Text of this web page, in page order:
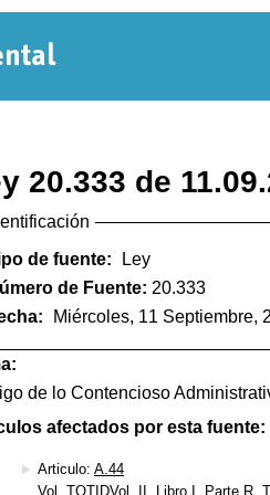
20.333 de
de fuente:
Ley
de Fuente: 20.333
Miércoles, 11 Septiembre,
de lo Contencioso
afectados por esta fuente:
Articulo: A.44
Vol. TOTIDVol. II, Libro I, Parte R,